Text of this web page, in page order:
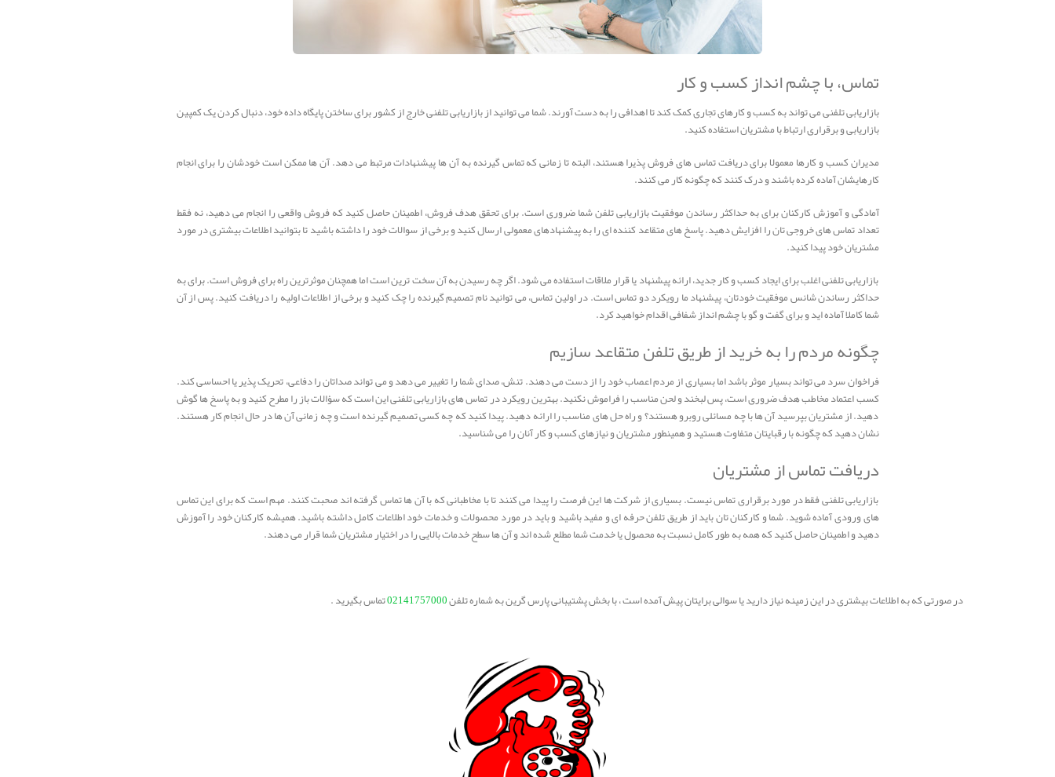
تماس، با چشم انداز کسب و کار
بازاریابی تلفنی می تواند به کسب و کارهای تجاری کمک کند تا اهدافی را به دست آورند. شما می توانید از بازاریابی تلفنی خارج از کشور برای ساختن پایگاه داده خود، دنبال کردن یک کمپین
بازاریابی و برقراری ارتباط با مشتریان استفاده کنید.
مدیران کسب و کارها معمولا برای دریافت تماس های فروش پذیرا هستند، البته تا زمانی که تماس گیرنده به آن ها پیشنهادات مرتبط می دهد. آن ها ممکن است خودشان را برای انجام
کارهایشان آماده کرده باشند و درک کنند که چگونه کار می کنند.
آمادگی و آموزش کارکنان برای به حداکثر رساندن موفقیت بازاریابی تلفن شما ضروری است. برای تحقق هدف فروش، اطمینان حاصل کنید که فروش واقعی را انجام می دهید، نه فقط
تعداد تماس های خروجی تان را افزایش دهید. پاسخ های متقاعد کننده ای را به پیشنهادهای معمولی ارسال کنید و برخی از سوالات خود را داشته باشید تا بتوانید اطلاعات بیشتری در مورد
مشتریان خود پیدا کنید.
بازاریابی تلفنی اغلب برای ایجاد کسب و کار جدید، ارائه پیشنهاد یا قرار ملاقات استفاده می شود. اگر چه رسیدن به آن سخت ترین است اما همچنان موثرترین راه برای فروش است. برای به
حداکثر رساندن شانس موفقیت خودتان، پیشنهاد ما رویکرد دو تماس است. در اولین تماس، می توانید نام تصمیم گیرنده را چک کنید و برخی از اطلاعات اولیه را دریافت کنید. پس از آن
شما کاملا آماده اید و برای گفت و گو با چشم انداز شفافی اقدام خواهید کرد.
چگونه مردم را به خرید از طریق تلفن متقاعد سازیم
فراخوان سرد می تواند بسیار موثر باشد اما بسیاری از مردم اعصاب خود را از دست می دهند. تنش، صدای شما را تغییر می دهد و می تواند صداتان را دفاعی، تحریک پذیر یا احساسی کند.
کسب اعتماد مخاطب هدف ضروری است، پس لبخند و لحن مناسب را فراموش نکنید. بهترین رویکرد در تماس های بازاریابی تلفنی این است که سؤالات باز را مطرح کنید و به پاسخ ها گوش
دهید. از مشتریان بپرسید آن ها با چه مسائلی روبرو هستند؟ و راه حل های مناسب را ارائه دهید. پیدا کنید که چه کسی تصمیم گیرنده است و چه زمانی آن ها در حال انجام کار هستند.
نشان دهید که چگونه با رقبایتان متفاوت هستید و همینطور مشتریان و نیازهای کسب و کار آنان را می شناسید.
دریافت تماس از مشتریان
بازاریابی تلفنی فقط در مورد برقراری تماس نیست. بسیاری از شرکت ها این فرصت را پیدا می کنند تا با مخاطبانی که با آن ها تماس گرفته اند صحبت کنند. مهم است که برای این تماس
های ورودی آماده شوید. شما و کارکنان تان باید از طریق تلفن حرفه ای و مفید باشید و باید در مورد محصولات و خدمات خود اطلاعات کامل داشته باشید. همیشه کارکنان خود را آموزش
دهید و اطمینان حاصل کنید که همه به طور کامل نسبت به محصول یا خدمت شما مطلع شده اند و آن ها سطح خدمات بالایی را در اختیار مشتریان شما قرار می دهند.
در صورتی که به اطلاعات بیشتری در این زمینه نیاز دارید یا سوالی برایتان پیش آمده است ، با بخش پشتیبانی پارس گرین به شماره تلفن02141757000تماس بگیرید .